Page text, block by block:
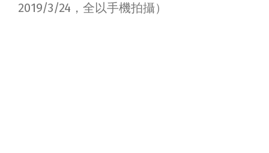
2019/3/24，全以手機拍攝）